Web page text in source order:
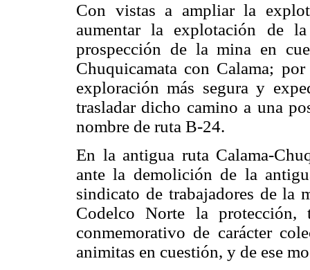
Con vistas a ampliar la
aumentar la explotación de
prospección de la mina en
Chuquicamata con Calama;
exploración más segura y
trasladar dicho camino a una
nombre de ruta B-24.
En la antigua ruta Calama-
ante la demolición de la
sindicato de trabajadores de
Codelco Norte la protección,
conmemorativo de carácter
animitas en cuestión, y de ese